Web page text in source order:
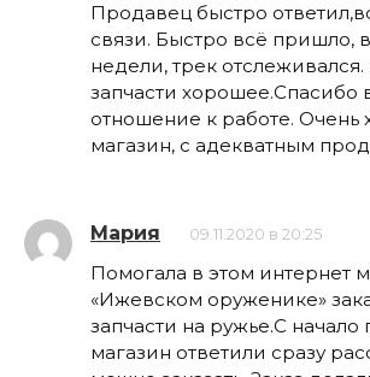
Продавец быстро
связи. Быстро всё пришло,
недели, трек отслеживался.
запчасти хорошее.Спасибо
отношение к работе. Очень
магазин, с адекватным
Мария 09.11.2020 в 20:25
Помогала в этом интернет
«Ижевском оруженике»
запчасти на ружье.С начало
магазин ответили сразу